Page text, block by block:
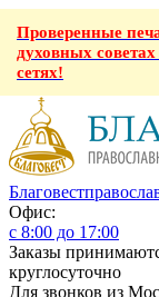
Проверенные
духовных
сетях!
Благовест
Офис:
с 8:00 до 17:00
Заказы
круглосуточно
Для звонков из